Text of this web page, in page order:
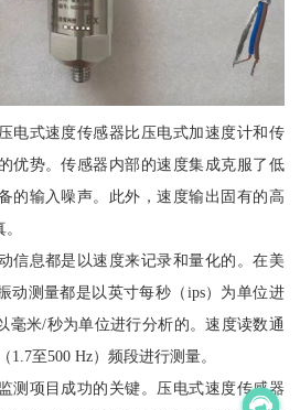
电式速度传感器比压电式加速度计和传
优势。传感器内部的速度集成克服了低
的输入噪声。此外，速度输出固有的高
信息都是以速度来记录和量化的。在美
动测量都是以英寸每秒（ips）为单位进
毫米/秒为单位进行分析的。速度读数通
1.7至500 Hz）频段进行测量。
测项目成功的关键。压电式速度传感器